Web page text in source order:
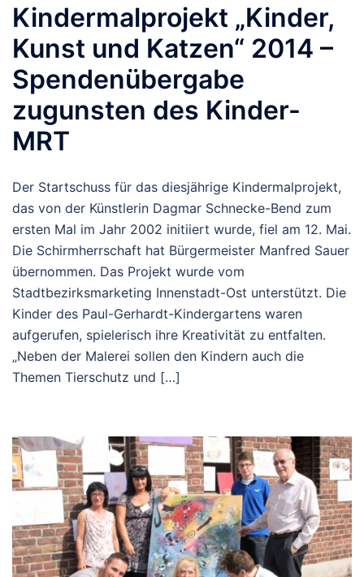
Kindermalprojekt „Kinder,
Kunst und Katzen“ 2014 –
Spendenübergabe
zugunsten des Kinder-
MRT
Der Startschuss für das diesjährige Kindermalprojekt,
das von der Künstlerin Dagmar Schnecke-Bend zum
ersten Mal im Jahr 2002 initiiert wurde, fiel am 12. Mai.
Die Schirmherrschaft hat Bürgermeister Manfred Sauer
übernommen. Das Projekt wurde vom
Stadtbezirksmarketing Innenstadt-Ost unterstützt. Die
Kinder des Paul-Gerhardt-Kindergartens waren
aufgerufen, spielerisch ihre Kreativität zu entfalten.
„Neben der Malerei sollen den Kindern auch die
Themen Tierschutz und […]